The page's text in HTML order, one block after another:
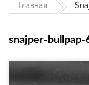
Главная
snajper-